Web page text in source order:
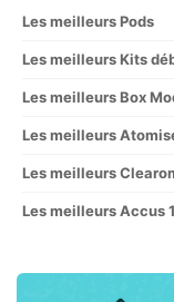
Les meilleurs Pods
Les meilleurs Kits
Les meilleurs Box
Les meilleurs
Les meilleurs
Les meilleurs Accus